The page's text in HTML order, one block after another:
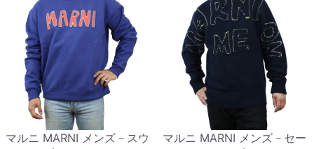
マルニ MARNI メンズ－スウ
マルニ MARNI メンズ－セー